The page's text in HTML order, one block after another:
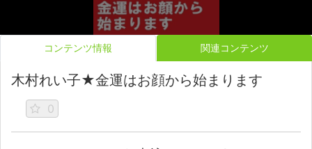
コンテンツ情報 関連コンテンツ
木村れい子★金運はお顔から始まります
0